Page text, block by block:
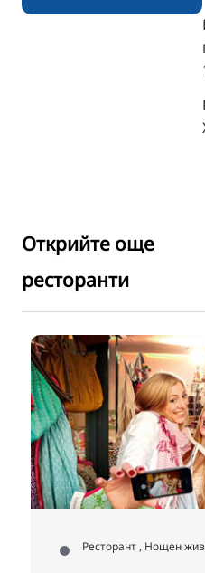
Открийте още
ресторанти
Ресторант , Нощен